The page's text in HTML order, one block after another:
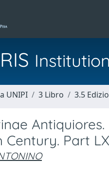
UNIPI 3 Libro 3.5
Century. Part